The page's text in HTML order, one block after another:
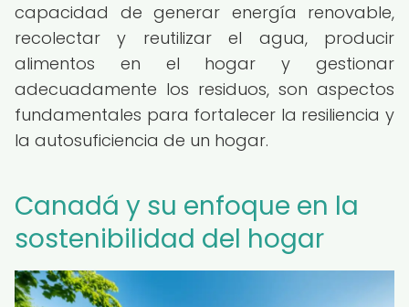
capacidad de generar energía renovable,
recolectar y reutilizar el agua, producir
alimentos en el hogar y gestionar
adecuadamente los residuos, son aspectos
fundamentales para fortalecer la resiliencia y
la autosuficiencia de un hogar.
Canadá y su enfoque en la
sostenibilidad del hogar